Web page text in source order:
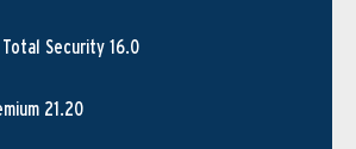
Total Security 16.0
21.20